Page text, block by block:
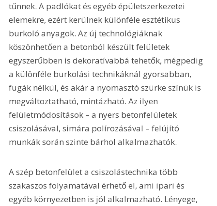
tűnnek. A padlókat és egyéb épületszerkezetei
elemekre, ezért kerülnek különféle esztétikus
burkoló anyagok. Az új technológiáknak
köszönhetően a betonból készült felületek
egyszerűbben is dekoratívabbá tehetők, mégpedig
a különféle burkolási technikáknál gyorsabban,
fugák nélkül, és akár a nyomasztó szürke színük is
megváltoztatható, mintázható. Az ilyen
felületmódosítások – a nyers betonfelületek
csiszolásával, simára polírozásával – felújító
munkák során szinte bárhol alkalmazhatók.
A szép betonfelület a csiszolástechnika több
szakaszos folyamatával érhető el, ami ipari és
egyéb környezetben is jól alkalmazható. Lényege,